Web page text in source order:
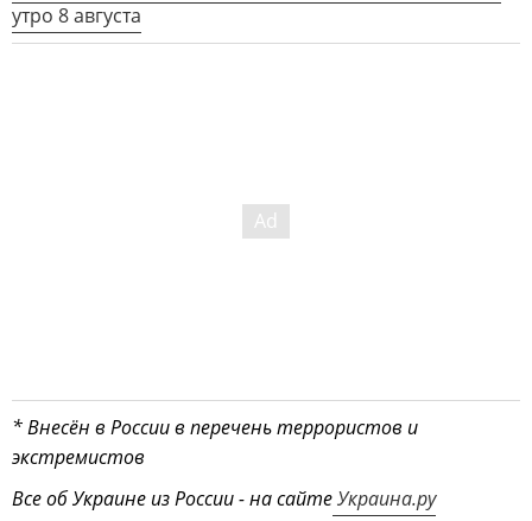
утро 8 августа
* Внесён в России в перечень террористов и
экстремистов
Все об Украине из России - на сайтеУкраина.ру